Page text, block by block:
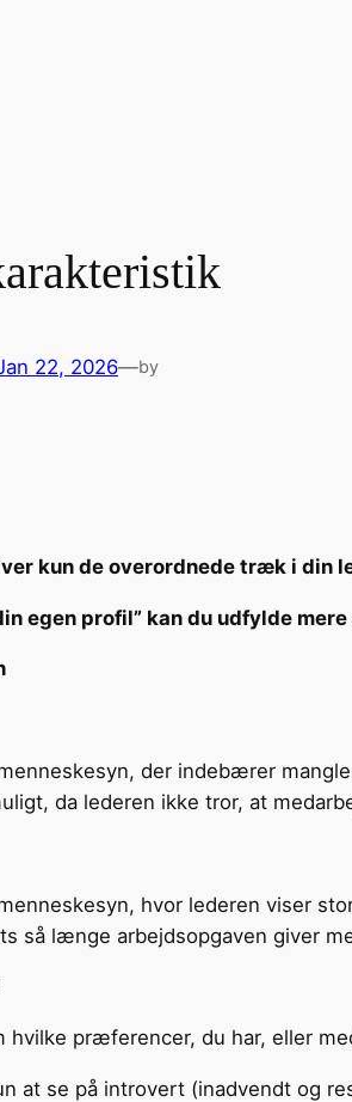
22, 2026—by
kun de overordnede træk i din
egen profil” kan du udfylde
der indebærer
da lederen ikke tror, at
hvor lederen viser
så længe arbejdsopgaven giver
hvilke præferencer, du har, eller
at se på introvert (inadvendt og